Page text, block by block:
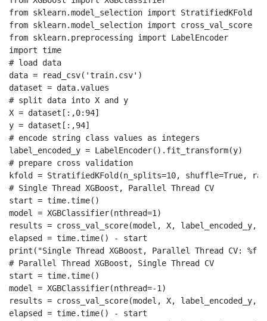
from sklearn.model_selection import StratifiedKFold
from sklearn.model_selection import cross_val_score
from sklearn.preprocessing import LabelEncoder
import time
# load data
data = read_csv('train.csv')
dataset = data.values
# split data into X and y
X = dataset[:,0:94]
y = dataset[:,94]
# encode string class values as integers
label_encoded_y = LabelEncoder().fit_transform(y)
# prepare cross validation
kfold = StratifiedKFold(n_splits=10, shuffle=True,
# Single Thread XGBoost, Parallel Thread CV
start = time.time()
model = XGBClassifier(nthread=1)
results = cross_val_score(model, X,
elapsed = time.time() - start
print("Single Thread XGBoost, Parallel Thread CV: %f"
# Parallel Thread XGBoost, Single Thread CV
start = time.time()
model = XGBClassifier(nthread=-1)
results = cross_val_score(model, X, label_encoded_y,
elapsed = time.time() - start